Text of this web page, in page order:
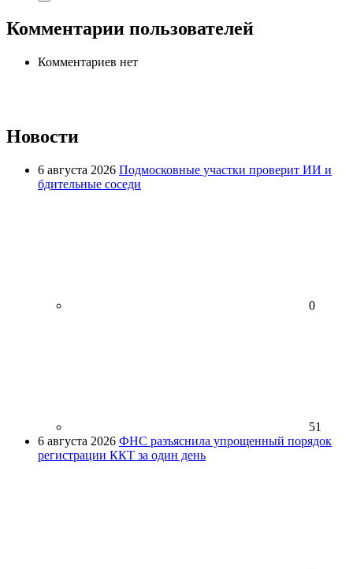
Комментарии пользователей
Комментариев нет
Новости
6 августа 2026 Подмосковные участки проверит ИИ и
бдительные соседи
0
51
6 августа 2026 ФНС разъяснила упрощенный порядок
регистрации ККТ за один день